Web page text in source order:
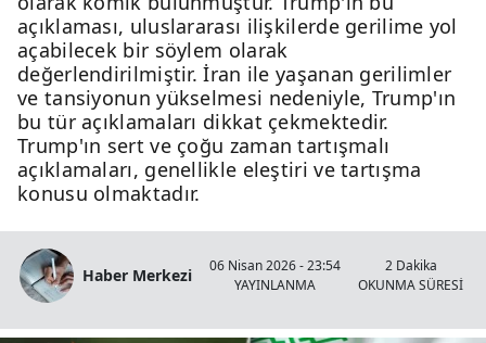
açıklaması, uluslararası ilişkilerde gerilime yol
açabilecek bir söylem olarak
değerlendirilmiştir. İran ile yaşanan gerilimler
ve tansiyonun yükselmesi nedeniyle, Trump'ın
bu tür açıklamaları dikkat çekmektedir.
Trump'ın sert ve çoğu zaman tartışmalı
açıklamaları, genellikle eleştiri ve tartışma
konusu olmaktadır.
Haber Merkezi
06 Nisan 2026 - 23:54
YAYINLANMA
2 Dakika
OKUNMA SÜRESİ